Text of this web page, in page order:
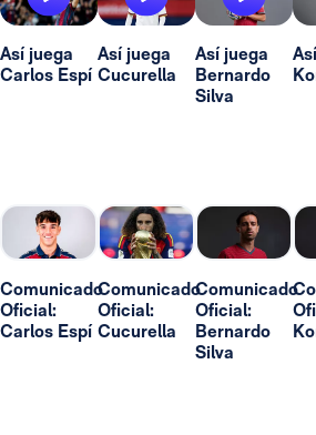
Así juega
Carlos Espí
Así juega
Cucurella
Así juega
Bernardo
Silva
Comunicado
Oficial:
Carlos Espí
Comunicado
Oficial:
Cucurella
Comunicado
Oficial:
Bernardo
Silva